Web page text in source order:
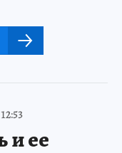
и ее